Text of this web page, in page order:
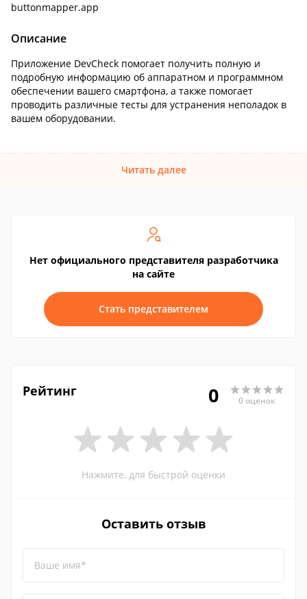
buttonmapper.app
Описание
Приложение DevCheck помогает получить полную и
подробную информацию об аппаратном и программном
обеспечении вашего смартфона, а также помогает
проводить различные тесты для устранения неполадок в
вашем оборудовании.
Читать далее
Нет официального представителя разработчика
на сайте
Стать представителем
Рейтинг 0 0 оценок
Нажмите, для быстрой оценки
Оставить отзыв
Ваше имя*